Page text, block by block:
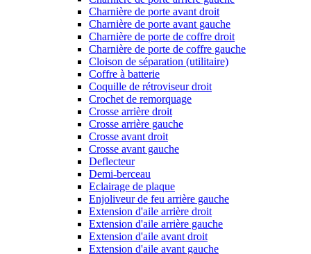
Charnière de porte avant droit
Charnière de porte avant gauche
Charnière de porte de coffre droit
Charnière de porte de coffre gauche
Cloison de séparation (utilitaire)
Coffre à batterie
Coquille de rétroviseur droit
Crochet de remorquage
Crosse arrière droit
Crosse arrière gauche
Crosse avant droit
Crosse avant gauche
Deflecteur
Demi-berceau
Eclairage de plaque
Enjoliveur de feu arrière gauche
Extension d'aile arrière droit
Extension d'aile arrière gauche
Extension d'aile avant droit
Extension d'aile avant gauche